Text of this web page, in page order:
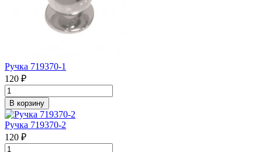
Ручка 719370-1
120 ₽
В корзину
Ручка 719370-2
120 ₽